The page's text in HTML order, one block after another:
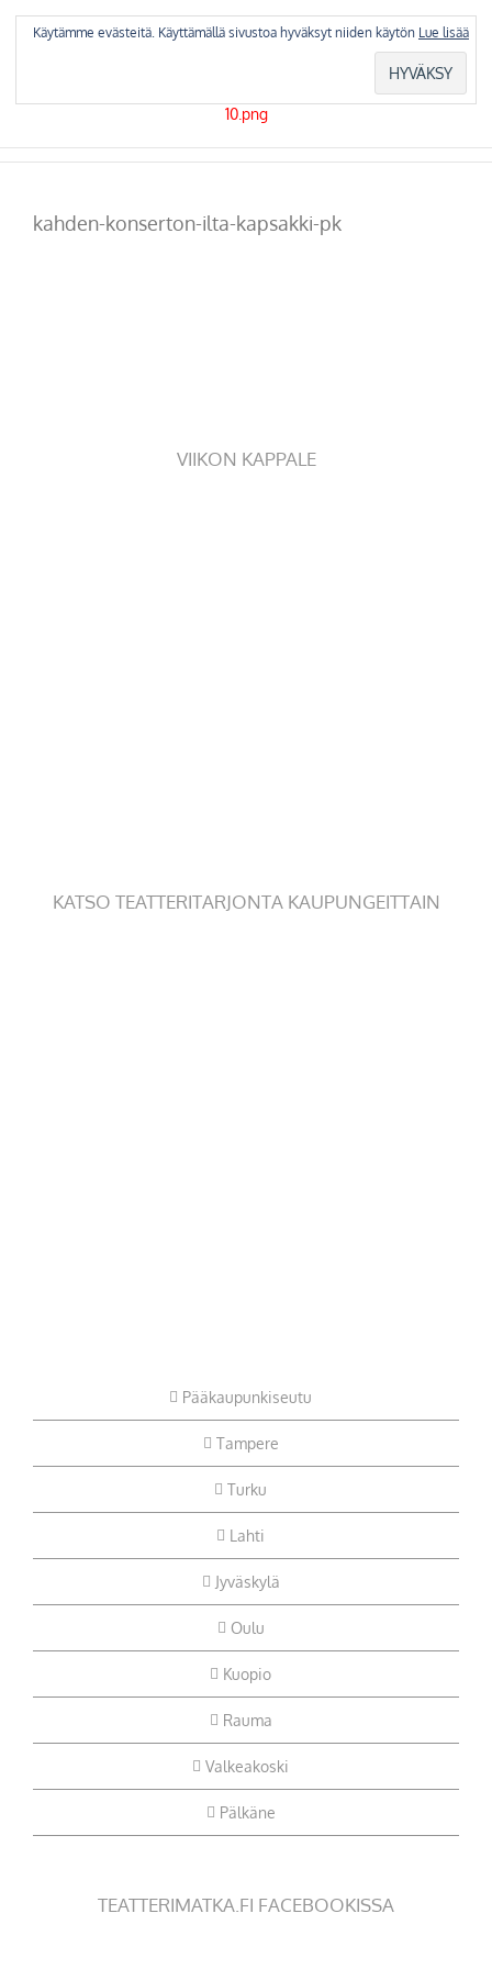
kahden-konserton-ilta-kapsakki-pk
VIIKON KAPPALE
KATSO TEATTERITARJONTA KAUPUNGEITTAIN
Pääkaupunkiseutu
Tampere
Turku
Lahti
Jyväskylä
Oulu
Kuopio
Rauma
Valkeakoski
Pälkäne
TEATTERIMATKA.FI FACEBOOKISSA
Käytämme evästeitä. Käyttämällä sivustoa hyväksyt niiden käytön Lue lisää